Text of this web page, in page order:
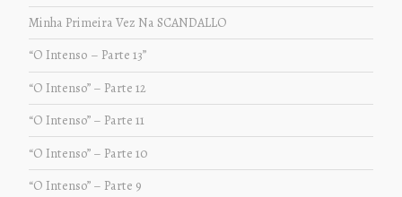
Minha Primeira Vez Na SCANDALLO
“O Intenso – Parte 13”
“O Intenso” – Parte 12
“O Intenso” – Parte 11
“O Intenso” – Parte 10
“O Intenso” – Parte 9